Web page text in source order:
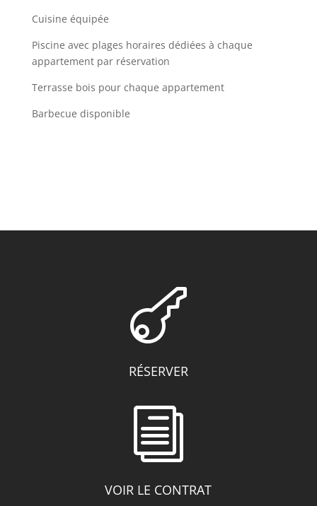
Cuisine équipée
Piscine avec plages horaires dédiées à chaque
appartement par réservation
Terrasse bois pour chaque appartement
Barbecue disponible

RÉSERVER
i
VOIR LE CONTRAT